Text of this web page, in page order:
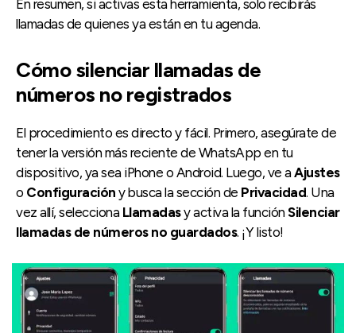
En resumen, si activas esta herramienta, solo recibirás
llamadas de quienes ya están en tu agenda.
Cómo silenciar llamadas de
números no registrados
El procedimiento es directo y fácil. Primero, asegúrate de
tener la versión más reciente de WhatsApp en tu
dispositivo, ya sea iPhone o Android. Luego, ve aAjustes
o Configuración y busca la sección de Privacidad. Una
vez allí, selecciona Llamadasy activa la funciónSilenciar
llamadas de números no guardados. ¡Y listo!